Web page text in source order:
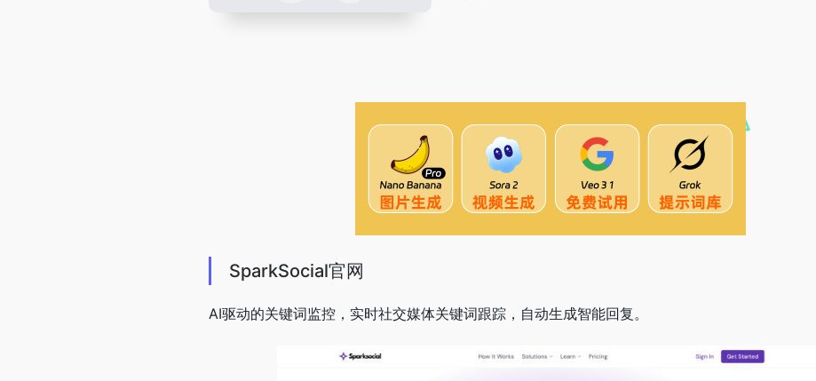
SparkSocial官网
AI驱动的关键词监控，实时社交媒体关键词跟踪，自动生成智能回复。